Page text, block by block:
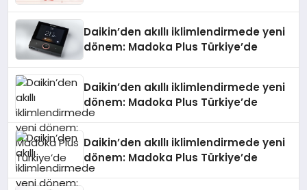
Daikin’den akıllı iklimlendirmede yeni
dönem: Madoka Plus Türkiye’de
Daikin’den akıllı iklimlendirmede yeni
dönem: Madoka Plus Türkiye’de
Daikin’den akıllı iklimlendirmede yeni
dönem: Madoka Plus Türkiye’de